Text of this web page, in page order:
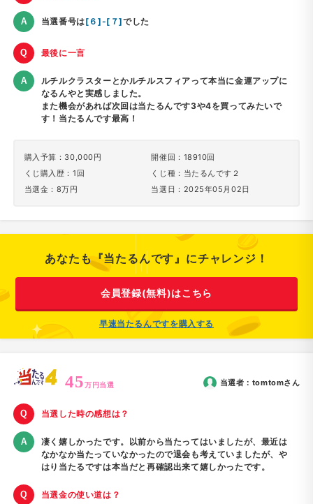
当選番号は[６]-[７]でした
最後に一言
ルチルクラスターとかルチルスフィアって本当に金運アップに
なるんやと実感しました。
また機会があれば次回は当たるんです3や4を買ってみたいで
す！当たるんです最高！
購入予算：30,000円
くじ購入歴：1回
当選金：8万円
開催回：18910回
くじ種：当たるんです２
当選日：2025年05月02日
あなたも『当たるんです』にチャレンジ！
会員登録(無料)はこちら
早速当たるんですを購入する
45万円当選 当選者： tomtomさん
当選した時の感想は？
凄く嬉しかったです。以前から当たってはいましたが、最近は
なかなか当たっていなかったので退会も考えていましたが、や
はり当たるですは本当だと再確認出来て嬉しかったです。
当選金の使い道は？